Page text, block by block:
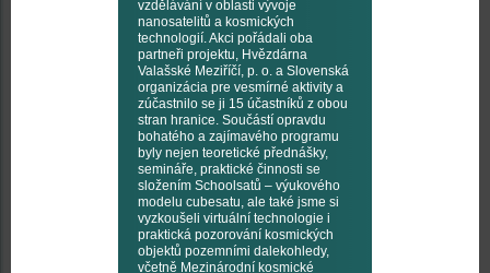
vzdělávání v oblasti vývoje
nanosatelitů a kosmických
technologií. Akci pořádali oba
partneři projektu, Hvězdárna
Valašské Meziříčí, p. o. a Slovenská
organizácia pre vesmírné aktivity a
zúčastnilo se ji 15 účastníků z obou
stran hranice. Součástí opravdu
bohatého a zajímavého programu
byly nejen teoretické přednášky,
semináře, praktické činnosti se
složením Schoolsatů – výukového
modelu cubesatu, ale také jsme si
vyzkoušeli virtuální technologie i
praktická pozorování kosmických
objektů pozemními dalekohledy,
včetně Mezinárodní kosmické